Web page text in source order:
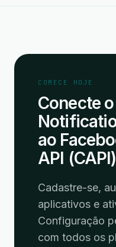
COMECE HOJE
Conecte
ao
API
Cadastre-se,
aplicativos e
Configuração
com todos os